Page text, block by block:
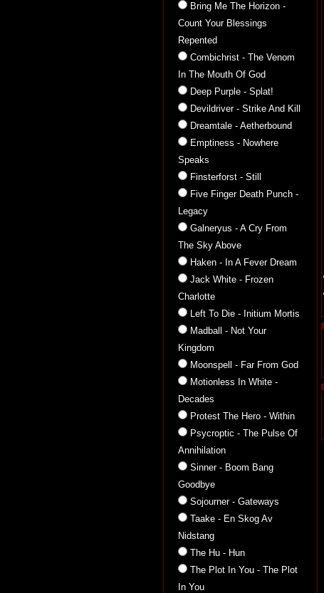
Bring Me The Horizon -
Count Your Blessings
Repented
Combichrist - The Venom
In The Mouth Of God
Deep Purple - Splat!
Devildriver - Strike And Kill
Dreamtale - Aetherbound
Emptiness - Nowhere
Speaks
Finsterforst - Still
Five Finger Death Punch -
Legacy
Galneryus - A Cry From
The Sky Above
Haken - In A Fever Dream
Jack White - Frozen
Charlotte
Left To Die - Initium Mortis
Madball - Not Your
Kingdom
Moonspell - Far From God
Motionless In White -
Decades
Protest The Hero - Within
Psycroptic - The Pulse Of
Annihilation
Sinner - Boom Bang
Goodbye
Sojourner - Gateways
Taake - En Skog Av
Nidstang
The Hu - Hun
The Plot In You - The Plot
In You